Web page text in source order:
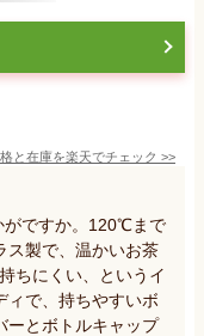
と在庫を楽天でチェック >>
がですか。120℃まで
ス製で、温かいお茶
ちにくい、というイ
ィで、持ちやすいボ
ーとボトルキャップ